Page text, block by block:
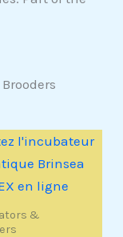
&